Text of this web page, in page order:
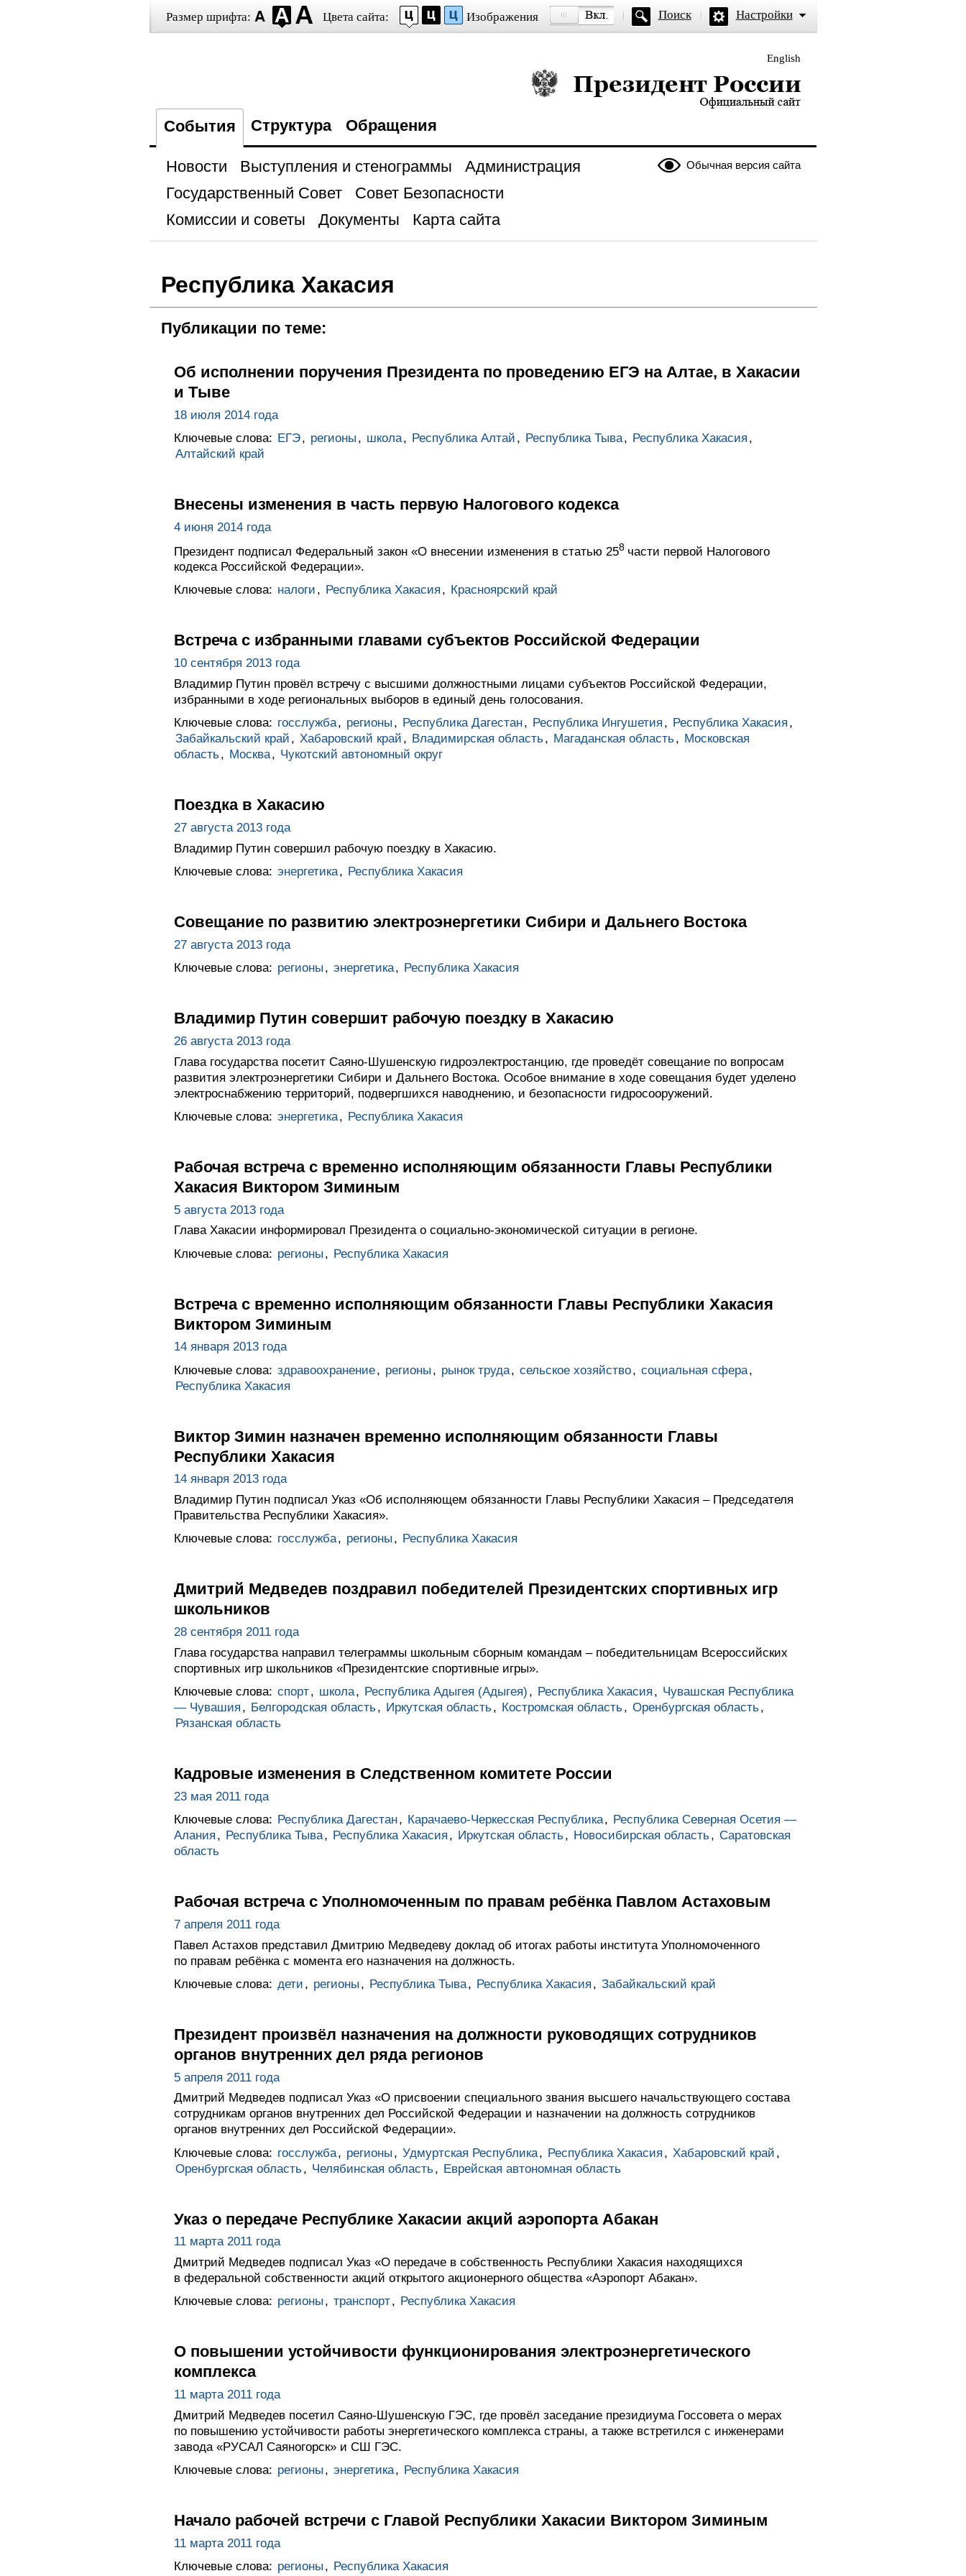
Размер шрифта: Цвета сайта: Изображения Поиск Настройки
English
Президент России — официальный сайт
События Структура Обращения
Обычная версия сайта
Новости Выступления и стенограммы
Администрация
Государственный Совет
Совет Безопасности
Комиссии и советы
Документы Карта сайта
Республика Хакасия
Публикации по теме:
Об исполнении поручения Президента по проведению ЕГЭ на Алтае, в Хакасии
и Тыве
18 июля 2014 года
Ключевые слова: ЕГЭ, регионы , школа, Республика Алтай , Республика Тыва, Республика Хакасия ,
Алтайский край
Внесены изменения в часть первую Налогового кодекса
4 июня 2014 года
Президент подписал Федеральный закон «О внесении изменения в статью 258 части первой Налогового
кодекса Российской Федерации».
Ключевые слова: налоги , Республика Хакасия , Красноярский край
Встреча с избранными главами субъектов Российской Федерации
10 сентября 2013 года
Владимир Путин провёл встречу с высшими должностными лицами субъектов Российской Федерации,
избранными в ходе региональных выборов в единый день голосования.
Ключевые слова: госслужба, регионы , Республика Дагестан, Республика Ингушетия , Республика Хакасия ,
Забайкальский край , Хабаровский край , Владимирская область, Магаданская область, Московская
область, Москва, Чукотский автономный округ
Поездка в Хакасию
27 августа 2013 года
Владимир Путин совершил рабочую поездку в Хакасию.
Ключевые слова: энергетика, Республика Хакасия
Совещание по развитию электроэнергетики Сибири и Дальнего Востока
27 августа 2013 года
Ключевые слова: регионы , энергетика, Республика Хакасия
Владимир Путин совершит рабочую поездку в Хакасию
26 августа 2013 года
Глава государства посетит Саяно-Шушенскую гидроэлектростанцию, где проведёт совещание по вопросам
развития электроэнергетики Сибири и Дальнего Востока. Особое внимание в ходе совещания будет уделено
электроснабжению территорий, подвергшихся наводнению, и безопасности гидросооружений.
Ключевые слова: энергетика, Республика Хакасия
Рабочая встреча с временно исполняющим обязанности Главы Республики
Хакасия Виктором Зиминым
5 августа 2013 года
Глава Хакасии информировал Президента о социально-экономической ситуации в регионе.
Ключевые слова: регионы , Республика Хакасия
Встреча с временно исполняющим обязанности Главы Республики Хакасия
Виктором Зиминым
14 января 2013 года
Ключевые слова: здравоохранение, регионы , рынок труда, сельское хозяйство, социальная сфера,
Республика Хакасия
Виктор Зимин назначен временно исполняющим обязанности Главы
Республики Хакасия
14 января 2013 года
Владимир Путин подписал Указ «Об исполняющем обязанности Главы Республики Хакасия – Председателя
Правительства Республики Хакасия».
Ключевые слова: госслужба, регионы , Республика Хакасия
Дмитрий Медведев поздравил победителей Президентских спортивных игр
школьников
28 сентября 2011 года
Глава государства направил телеграммы школьным сборным командам – победительницам Всероссийских
спортивных игр школьников «Президентские спортивные игры».
Ключевые слова: спорт, школа, Республика Адыгея (Адыгея) , Республика Хакасия , Чувашская Республика
— Чувашия , Белгородская область, Иркутская область, Костромская область, Оренбургская область,
Рязанская область
Кадровые изменения в Следственном комитете России
23 мая 2011 года
Ключевые слова: Республика Дагестан, Карачаево-Черкесская Республика, Республика Северная Осетия —
Алания , Республика Тыва, Республика Хакасия , Иркутская область, Новосибирская область, Саратовская
область
Рабочая встреча с Уполномоченным по правам ребёнка Павлом Астаховым
7 апреля 2011 года
Павел Астахов представил Дмитрию Медведеву доклад об итогах работы института Уполномоченного
по правам ребёнка с момента его назначения на должность.
Ключевые слова: дети , регионы , Республика Тыва, Республика Хакасия , Забайкальский край
Президент произвёл назначения на должности руководящих сотрудников
органов внутренних дел ряда регионов
5 апреля 2011 года
Дмитрий Медведев подписал Указ «О присвоении специального звания высшего начальствующего состава
сотрудникам органов внутренних дел Российской Федерации и назначении на должность сотрудников
органов внутренних дел Российской Федерации».
Ключевые слова: госслужба, регионы , Удмуртская Республика, Республика Хакасия , Хабаровский край ,
Оренбургская область, Челябинская область, Еврейская автономная область
Указ о передаче Республике Хакасии акций аэропорта Абакан
11 марта 2011 года
Дмитрий Медведев подписал Указ «О передаче в собственность Республики Хакасия находящихся
в федеральной собственности акций открытого акционерного общества «Аэропорт Абакан».
Ключевые слова: регионы , транспорт, Республика Хакасия
О повышении устойчивости функционирования электроэнергетического
комплекса
11 марта 2011 года
Дмитрий Медведев посетил Саяно-Шушенскую ГЭС, где провёл заседание президиума Госсовета о мерах
по повышению устойчивости работы энергетического комплекса страны, а также встретился с инженерами
завода «РУСАЛ Саяногорск» и СШ ГЭС.
Ключевые слова: регионы , энергетика, Республика Хакасия
Начало рабочей встречи с Главой Республики Хакасии Виктором Зиминым
11 марта 2011 года
Ключевые слова: регионы , Республика Хакасия